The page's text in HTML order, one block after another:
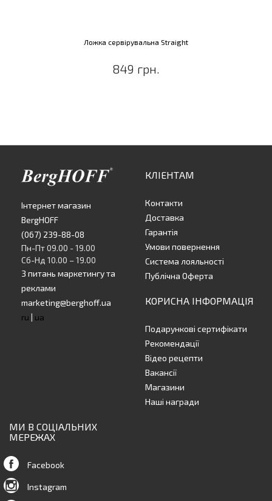
Ложка сервірувальна Straight
849 грн.
Інтернет магазин
BergHOFF
(067) 239-88-08
Пн-Пт 09.00 - 19.00
Сб-Нд 10.00 – 19.00
З питань маркетингу та
реклами
marketing@berghoff.ua
ru | ua
КЛІЕНТАМ
Контакти
Доставка
Гарантія
Умови повернення
Система лояльності
Публічна Оферта
КОРИСНА ІНФОРМАЦІЯ
Подарункові сертифікати
Рекомендації
Відео рецепти
Вакансії
Магазини
Наші награди
МИ В СОЦІАЛЬНИХ
МЕРЕЖАХ
Facebook
Instagram